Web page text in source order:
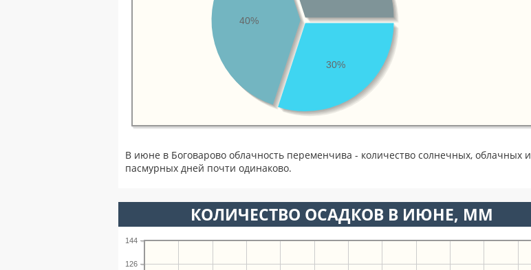
30%
40%
В июне в Боговарово облачность переменчива - количество солнечных, облачных и
пасмурных дней почти одинаково.
КОЛИЧЕСТВО ОСАДКОВ В ИЮНЕ, ММ
126
144